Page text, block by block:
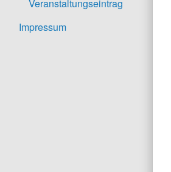
Veranstaltungseintrag
Impressum